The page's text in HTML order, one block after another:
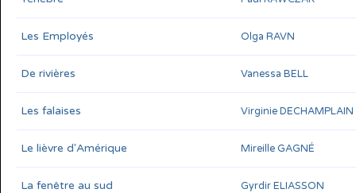
Les Employés Olga RAVN
De rivières Vanessa BELL
Les falaises Virginie DECHAMPLAIN
Le lièvre d'Amérique Mireille GAGNÉ
La fenêtre au sud Gyrdir ELIASSON